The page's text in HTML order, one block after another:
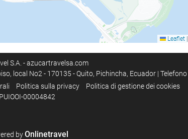
Leaflet
S.A. - azucartravelsa.com
local No2 - 170135 - Quito, Pichincha, Ecuador | Telefono
Politica sulla privacy
Politica di gestione dei cookies
PUIOOI-00004842
byOnlinetravel